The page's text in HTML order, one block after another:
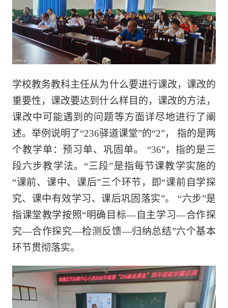
学校教务教科主任从为什么要进行课改，课改的
重要性，课改要达到什么样目的，课改的方法，
课改中可能遇到的问题等方面详尽地进行了阐
述。 举例说明了“236驿道课堂”的“2”， 指的是两
个教学单：预习单、巩固单。 “36”，指的是三
段六步教学法。“三段”是指每节课教学实施的
“课前、课中、课后”三个环节，即“课前自学探
究、课中有效学习、课后巩固落实”。 “六步”是
指课堂教学按照“明确目标―自主学习―合作探
究―合作探究―检测反馈―归纳总结”六个基本
环节贯彻落实。